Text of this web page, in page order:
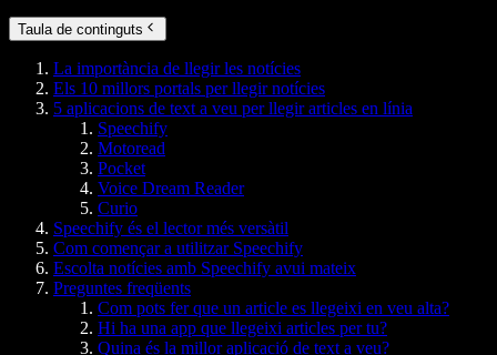
Taula de continguts
La importància de llegir les notícies
Els 10 millors portals per llegir notícies
5 aplicacions de text a veu per llegir articles en línia
Speechify
Motoread
Pocket
Voice Dream Reader
Curio
Speechify és el lector més versàtil
Com començar a utilitzar Speechify
Escolta notícies amb Speechify avui mateix
Preguntes freqüents
Com pots fer que un article es llegeixi en veu alta?
Hi ha una app que llegeixi articles per tu?
Quina és la millor aplicació de text a veu?